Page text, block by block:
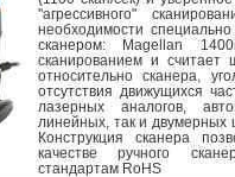
"агрессивного"
необходимости
сканером: Magellan
сканированием и считает
относительно сканера,
отсутствия движущихся
лазерных аналогов,
линейных, так и двумерных
Конструкция сканера
качестве ручного
стандартам RoHS